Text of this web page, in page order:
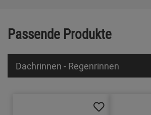
Passende Produkte
Dachrinnen - Regenrinnen